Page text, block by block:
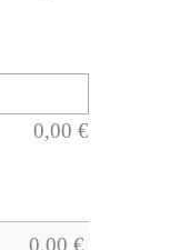
0,00 €
0,00 €